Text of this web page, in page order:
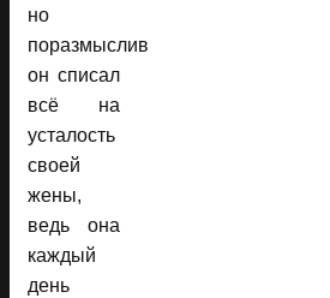
но
поразмыслив
он списал
всё на
усталость
своей
жены,
ведь она
каждый
день